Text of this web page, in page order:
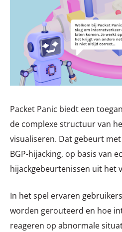
Packet Panic biedt een
de complexe structuur van
visualiseren. Dat gebeurt
BGP-hijacking, op basis van
hijackgebeurtenissen uit het
In het spel ervaren
worden gerouteerd en hoe
reageren op abnormale